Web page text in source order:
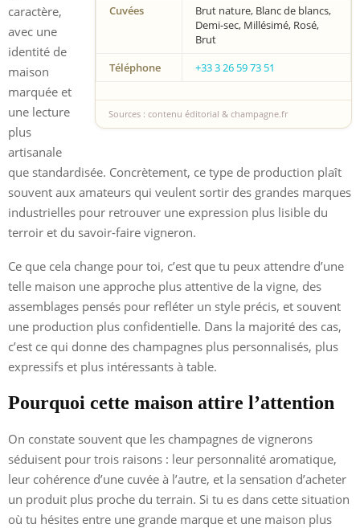
Cuvées
Brut nature, Blanc de blancs,
Demi-sec, Millésimé, Rosé,
Brut
Téléphone
+33 3 26 59 73 51
Sources : contenu éditorial & champagne.fr
caractère,
avec une
identité de
maison
marquée et
une lecture
plus
artisanale
que standardisée. Concrètement, ce type de production plaît
souvent aux amateurs qui veulent sortir des grandes marques
industrielles pour retrouver une expression plus lisible du
terroir et du savoir-faire vigneron.
Ce que cela change pour toi, c’est que tu peux attendre d’une
telle maison une approche plus attentive de la vigne, des
assemblages pensés pour refléter un style précis, et souvent
une production plus confidentielle. Dans la majorité des cas,
c’est ce qui donne des champagnes plus personnalisés, plus
expressifs et plus intéressants à table.
Pourquoi cette maison attire l’attention
On constate souvent que les champagnes de vignerons
séduisent pour trois raisons : leur personnalité aromatique,
leur cohérence d’une cuvée à l’autre, et la sensation d’acheter
un produit plus proche du terrain. Si tu es dans cette situation
où tu hésites entre une grande marque et une maison plus